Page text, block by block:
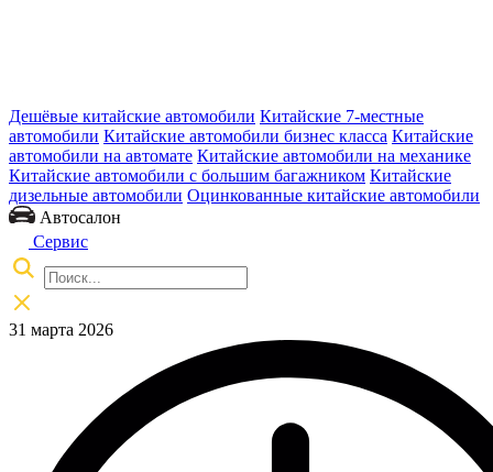
Дешёвые китайские автомобили Китайские 7-местные
автомобили Китайские автомобили бизнес класса Китайские
автомобили на автомате Китайские автомобили на механике
Китайские автомобили с большим багажником Китайские
дизельные автомобили Оцинкованные китайские автомобили
Автосалон
Сервис
31 марта 2026